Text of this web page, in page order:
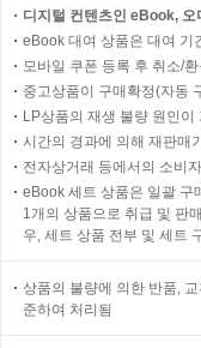
디지털 컨텐츠인 eBook,
eBook 대여 상품은 대여 기
모바일 쿠폰 등록 후 취소/
중고상품이 구매확정(자동
LP상품의 재생 불량 원인
시간의 경과에 의해 재판매
전자상거래 등에서의 소비
eBook 세트 상품은 일괄 구
1개의 상품으로 취급 및 판
우, 세트 상품 전부 및 세트
상품의 불량에 의한 반품,
준하여 처리됨